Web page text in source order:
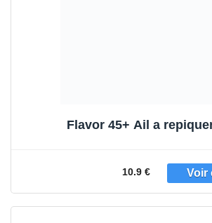
Flavor 45+ Ail a
10.9 €